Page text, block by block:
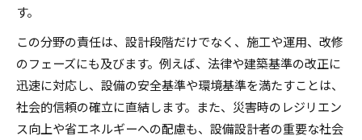
す。
この分野の責任は、設計段階だけでなく、施工や運用、改修
のフェーズにも及びます。例えば、法律や建築基準の改正に
迅速に対応し、設備の安全基準や環境基準を満たすことは、
社会的信頼の確立に直結します。また、災害時のレジリエン
ス向上や省エネルギーへの配慮も、設備設計者の重要な社会